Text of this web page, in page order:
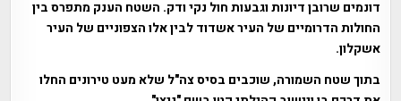
דונמים שרובן דיונות וגבעות חול נקי ודק. השטח הענק מתפרס בין
החולות הדרומיים של העיר אשדוד לבין אלו הצפוניים של העיר
אשקלון.
בתוך שטח השמורה, שוכבים בסיס צה"ל שלא מעט טירונים החלו